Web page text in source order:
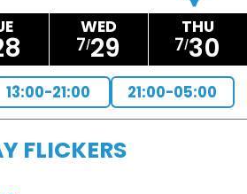
7 29 7 30
13:00-21:00 21:00-05:00
FLICKERS